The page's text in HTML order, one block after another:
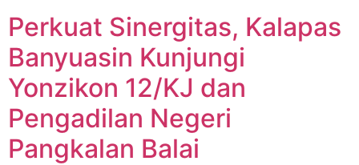
Perkuat Sinergitas, Kalapas
Banyuasin Kunjungi
Yonzikon 12/KJ dan
Pengadilan Negeri
Pangkalan Balai